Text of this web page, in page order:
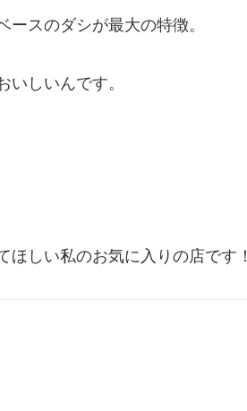
スのダシが最大の特徴。
しいんです。
しい私のお気に入りの店です！